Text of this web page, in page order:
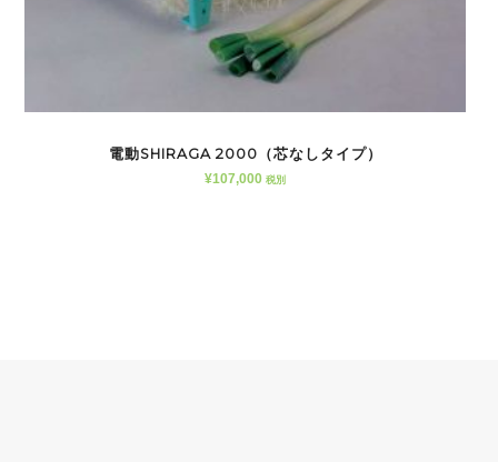
電動SHIRAGA 2000（芯なしタイプ）
¥107,000 税別